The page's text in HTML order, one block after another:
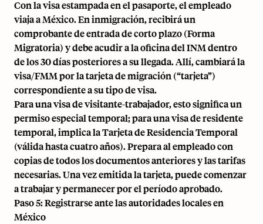
Con la visa estampada en el pasaporte, el empleado
viaja a México. En inmigración, recibirá un
comprobante de entrada de corto plazo (Forma
Migratoria) y debe acudir a la oficina del INM dentro
de los 30 días posteriores a su llegada. Allí, cambiará la
visa/FMM por la tarjeta de migración (“tarjeta”)
correspondiente a su tipo de visa.
Para una visa de visitante-trabajador, esto significa un
permiso especial temporal; para una visa de residente
temporal, implica la Tarjeta de Residencia Temporal
(válida hasta cuatro años). Prepara al empleado con
copias de todos los documentos anteriores y las tarifas
necesarias. Una vez emitida la tarjeta, puede comenzar
a trabajar y permanecer por el período aprobado.
Paso 5: Registrarse ante las autoridades locales en
México